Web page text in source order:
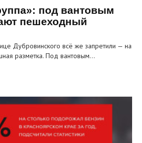
под вантовым
пешеходный
Дубровинского всё же запретили — на
разметка. Под вантовым…